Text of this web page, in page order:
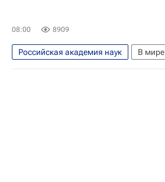
08:00 8909
Российская академия наук
В мире
США
Иран
Мичиган